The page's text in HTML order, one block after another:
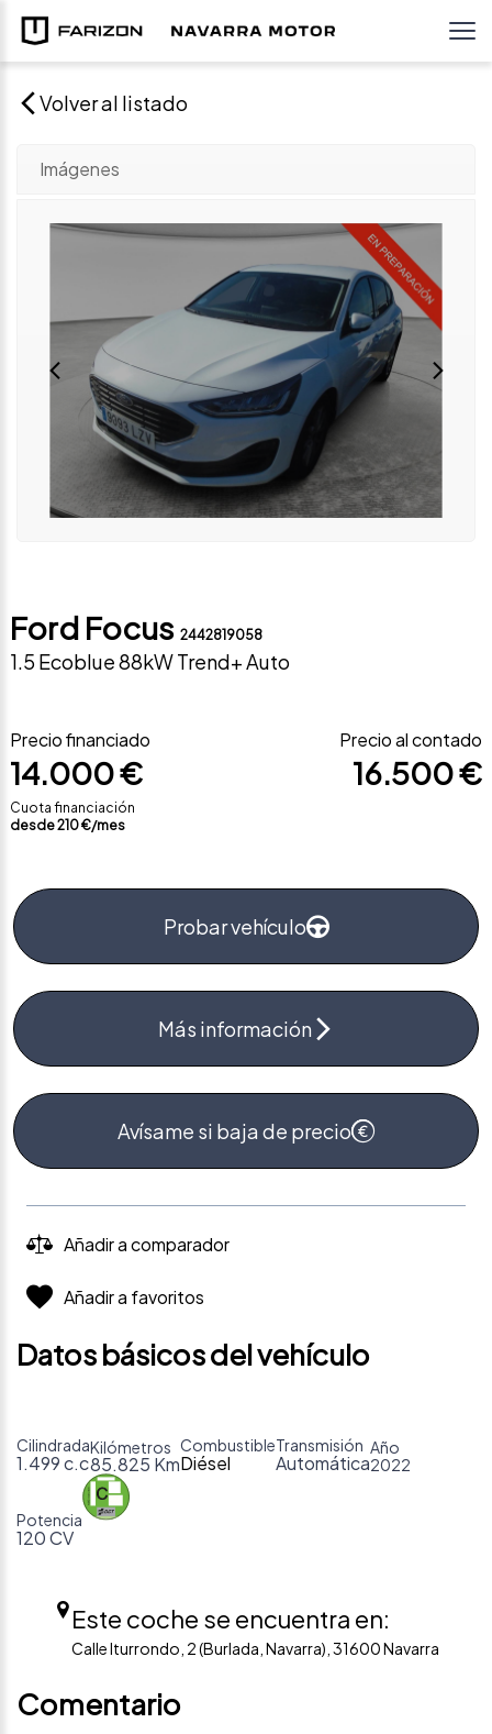
Volver al listado
Imágenes
Ford Focus 2442819058
1.5 Ecoblue 88kW Trend+ Auto
Precio financiado
14.000 €
Cuota financiación
desde210€/mes
Precio al contado
16.500 €
Probar vehículo
Más información
Avísame si baja de precio
Añadir a comparador
Añadir a favoritos
Datos básicos del vehículo
Cilindrada
1.499 c.c
Kilómetros
85.825 Km
Combustible
Diésel
Transmisión
Automática
Año
2022
Potencia
120 CV
Este coche se encuentra en:
Calle Iturrondo, 2 (Burlada, Navarra), 31600 Navarra
Comentario